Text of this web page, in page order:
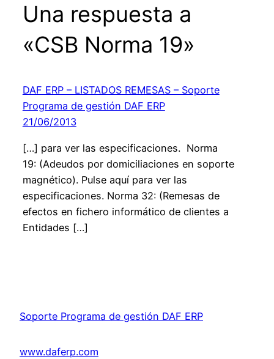
Una respuesta a
«CSB Norma 19»
DAF ERP – LISTADOS REMESAS – Soporte
Programa de gestión DAF ERP
21/06/2013
[…] para ver las especificaciones. Norma
19: (Adeudos por domiciliaciones en soporte
magnético). Pulse aquí para ver las
especificaciones. Norma 32: (Remesas de
efectos en fichero informático de clientes a
Entidades […]
Soporte Programa de gestión DAF ERP
www.daferp.com